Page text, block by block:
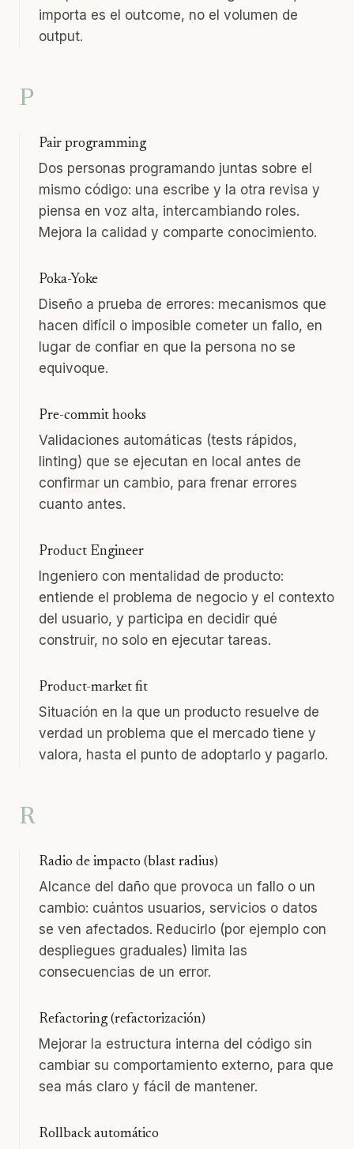
importa es el outcome, no el volumen de
output.
P
Pair programming
Dos personas programando juntas sobre el
mismo código: una escribe y la otra revisa y
piensa en voz alta, intercambiando roles.
Mejora la calidad y comparte conocimiento.
Poka-Yoke
Diseño a prueba de errores: mecanismos que
hacen difícil o imposible cometer un fallo, en
lugar de confiar en que la persona no se
equivoque.
Pre-commit hooks
Validaciones automáticas (tests rápidos,
linting) que se ejecutan en local antes de
confirmar un cambio, para frenar errores
cuanto antes.
Product Engineer
Ingeniero con mentalidad de producto:
entiende el problema de negocio y el contexto
del usuario, y participa en decidir qué
construir, no solo en ejecutar tareas.
Product-market fit
Situación en la que un producto resuelve de
verdad un problema que el mercado tiene y
valora, hasta el punto de adoptarlo y pagarlo.
R
Radio de impacto (blast radius)
Alcance del daño que provoca un fallo o un
cambio: cuántos usuarios, servicios o datos
se ven afectados. Reducirlo (por ejemplo con
despliegues graduales) limita las
consecuencias de un error.
Refactoring (refactorización)
Mejorar la estructura interna del código sin
cambiar su comportamiento externo, para que
sea más claro y fácil de mantener.
Rollback automático